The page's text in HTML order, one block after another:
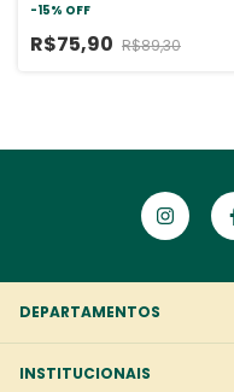
-15% OFF
R$75,90 R$89,30
DEPARTAMENTOS
INSTITUCIONAIS